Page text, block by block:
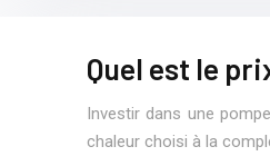
Quel est le
Investir dans une
chaleur choisi à la